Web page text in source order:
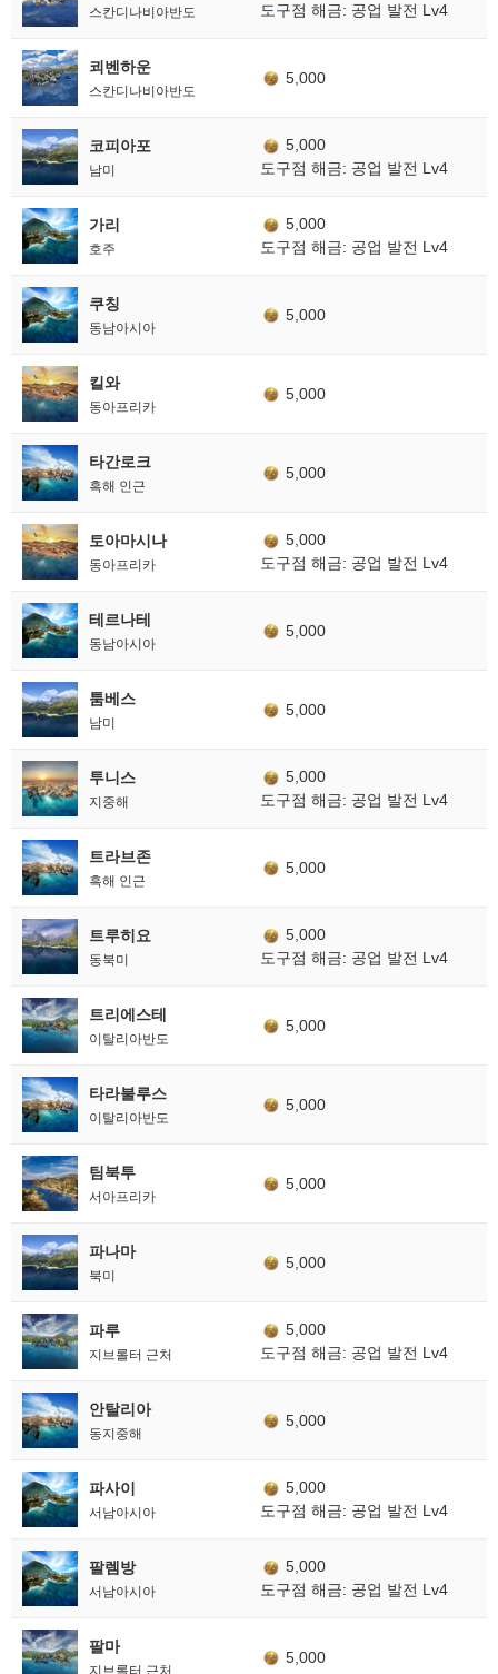
스칸디나비아반도
도구점 해금: 공업 발전 Lv4
쾨벤하운
스칸디나비아반도
5,000
코피아포
남미
5,000
도구점 해금: 공업 발전 Lv4
가리
호주
5,000
도구점 해금: 공업 발전 Lv4
쿠칭
동남아시아
5,000
킬와
동아프리카
5,000
타간로크
흑해 인근
5,000
토아마시나
동아프리카
5,000
도구점 해금: 공업 발전 Lv4
테르나테
동남아시아
5,000
툼베스
남미
5,000
투니스
지중해
5,000
도구점 해금: 공업 발전 Lv4
트라브존
흑해 인근
5,000
트루히요
동북미
5,000
도구점 해금: 공업 발전 Lv4
트리에스테
이탈리아반도
5,000
타라불루스
이탈리아반도
5,000
팀북투
서아프리카
5,000
파나마
북미
5,000
파루
지브롤터 근처
5,000
도구점 해금: 공업 발전 Lv4
안탈리아
동지중해
5,000
파사이
서남아시아
5,000
도구점 해금: 공업 발전 Lv4
팔렘방
서남아시아
5,000
도구점 해금: 공업 발전 Lv4
팔마
지브롤터 근처
5,000